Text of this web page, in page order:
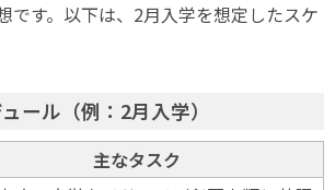
です。以下は、2月入学を想定したスケ
ール（例：2月入学）
主なタスク